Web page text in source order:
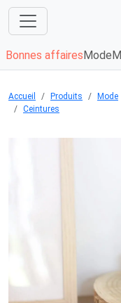
Bonnes affaires Mode
Accueil Produits Mode
Ceintures